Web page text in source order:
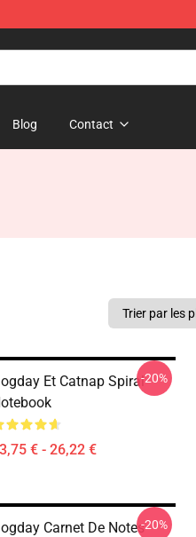
Blog Contact
Et Catnap Spiral
€ - 26,22 €
-20%
Carnet De Notes-20%